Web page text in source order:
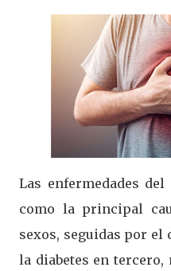
Las enfermedades
como la principal
sexos, seguidas por el
la diabetes en